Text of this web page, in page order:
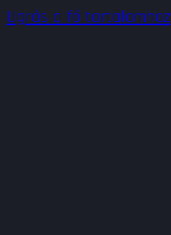
Ugrás a fő tartalomhoz